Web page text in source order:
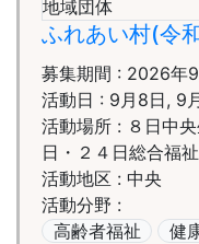
地域団体
ふれあい村(令
募集期間 : 2026年
活動日 : 9月8日, 9
活動場所 : ８日中
日・２４日総合福
活動地区 : 中央
活動分野 :
高齢者福祉
健